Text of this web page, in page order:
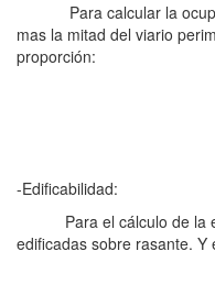
Para calcular la
mas la mitad del viario
proporción:
[m2 de la parcela
despejamos:
-Edificabilidad:
Para el cálculo de la
edificadas sobre rasante.